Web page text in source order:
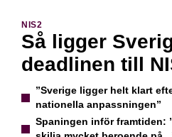
NIS2
Så ligger
deadlinen till
”Sverige ligger helt klart
nationella anpassningen”
Spaningen inför framtiden: